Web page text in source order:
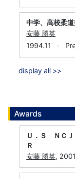
中学、高校柔
安藤 勝英
1994.11
-
display all >>
Awards
Ｕ．Ｓ ＮＣ
Ｒ
安藤 勝英,